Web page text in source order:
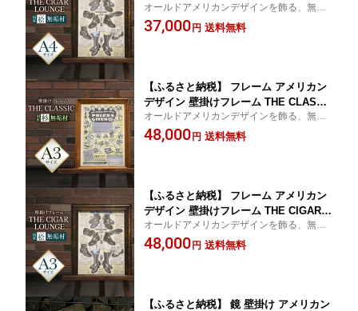
OUNGE A4 サイズ [Spice it up 愛知県
江南市 ko23btu750001] 額縁 a4 木製 お
オールドアメリカンデザインを飾る、無垢
材のクラシカル壁掛け額縁＜縦・横両用＞
37,000円 送料無料
【ふるさと納税】 フレーム アメリカン
デザイン 壁掛けフレーム THE CLASSI
C A3 サイズ [Spice it up 愛知県 江南市
ko23btu750002] 額縁 a3 木製 おしゃれ
オールドアメリカンデザインを飾る、無垢
材のクラシカル壁掛け額縁＜縦・横両用＞
48,000円 送料無料
【ふるさと納税】 フレーム アメリカン
デザイン 壁掛けフレーム THE CIGAR L
OUNGE A3【国産桧無垢材使用】 [Spic
e it up 愛知県 江南市 ko23btu750003]
オールドアメリカンデザインを飾る、無垢
材のクラシカル壁掛け額縁＜縦・横両用＞
48,000円 送料無料
【ふるさと納税】 鏡 壁掛け アメリカン